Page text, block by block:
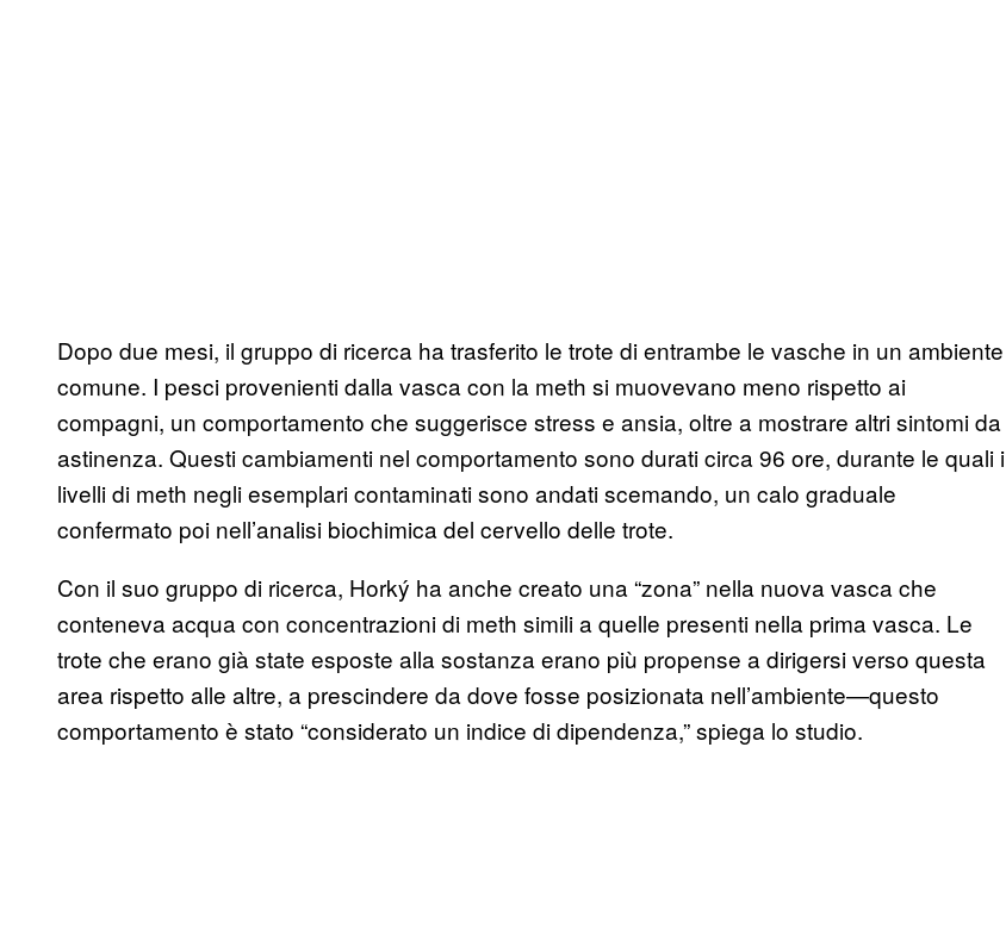
Dopo due mesi, il gruppo di ricerca ha trasferito le trote di entrambe le vasche in un ambiente
comune. I pesci provenienti dalla vasca con la meth si muovevano meno rispetto ai
compagni, un comportamento che suggerisce stress e ansia, oltre a mostrare altri sintomi da
astinenza. Questi cambiamenti nel comportamento sono durati circa 96 ore, durante le quali i
livelli di meth negli esemplari contaminati sono andati scemando, un calo graduale
confermato poi nell’analisi biochimica del cervello delle trote.
Con il suo gruppo di ricerca, Horký ha anche creato una “zona” nella nuova vasca che
conteneva acqua con concentrazioni di meth simili a quelle presenti nella prima vasca. Le
trote che erano già state esposte alla sostanza erano più propense a dirigersi verso questa
area rispetto alle altre, a prescindere da dove fosse posizionata nell’ambiente—questo
comportamento è stato “considerato un indice di dipendenza,” spiega lo studio.